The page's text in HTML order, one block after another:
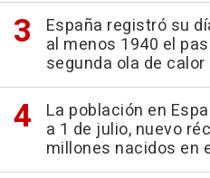
España registró su
al menos 1940 el
segunda ola de
La población en
a 1 de julio, nuevo
millones nacidos en